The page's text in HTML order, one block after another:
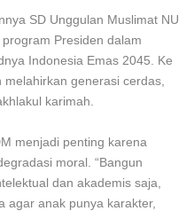
SD Unggulan Muslimat NU
Presiden dalam
Indonesia Emas 2045. Ke
generasi cerdas,
karimah.
menjadi penting karena
moral. “Bangun
dan akademis saja,
agar anak punya karakter,